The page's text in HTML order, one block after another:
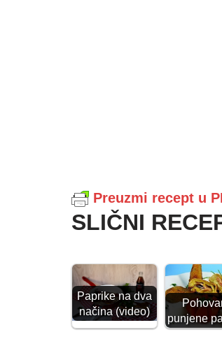
Preuzmi recept u
SLIČNI
Paprike na dva
načina (video)
punjene